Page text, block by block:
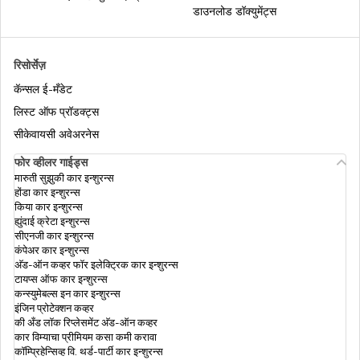
रिसोर्सेज़
कॅन्सल ई-मँडेट
लिस्ट ऑफ प्रॉडक्ट्स
सीकेवायसी अवेअरनेस
डाउनलोड डॉक्युमेंट्स
फोर व्हीलर गाईड्स
मारुती सुझुकी कार इन्शुरन्स
होंडा कार इन्शुरन्स
किया कार इन्शुरन्स
ह्युंदाई क्रेटा इन्शुरन्स
सीएनजी कार इन्शुरन्स
कंपेअर कार इन्शुरन्स
अ‍ॅड-ऑन कव्हर फॉर इलेक्ट्रिक कार इन्शुरन्स
टायप्स ऑफ कार इन्शुरन्स
कन्स्युमेबल्स इन कार इन्शुरन्स
इंजिन प्रोटेक्शन कव्हर
की अँड लॉक रिप्लेसमेंट अ‍ॅड-ऑन कव्हर
कार विम्याचा प्रीमियम कसा कमी करावा
कॉम्प्रिहेन्सिव्ह वि. थर्ड-पार्टी कार इन्शुरन्स